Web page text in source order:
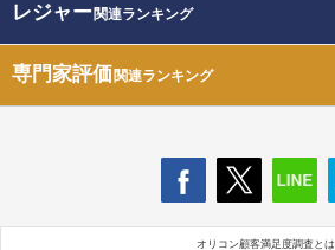
レジャー関連ランキング
専門家評価関連ランキング
オリコン顧客満足度調査とは